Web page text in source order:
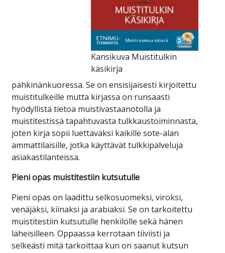
Kansikuva Muistitulkin
käsikirja
pähkinänkuoressa. Se on ensisijaisesti kirjoitettu
muistitulkeille mutta kirjassa on runsaasti
hyödyllistä tietoa muistivastaanotolla ja
muistitestissä tapahtuvasta tulkkaustoiminnasta,
joten kirja sopii luettavaksi kaikille sote-alan
ammattilaisille, jotka käyttävät tulkkipalveluja
asiakastilanteissa.
Pieni opas muistitestiin kutsutulle
Pieni opas on laadittu selkosuomeksi, viroksi,
venäjäksi, kiinaksi ja arabiaksi. Se on tarkoitettu
muistitestiin kutsutulle henkilölle sekä hänen
läheisilleen. Oppaassa kerrotaan tiiviisti ja
selkeästi mitä tarkoittaa kun on saanut kutsun